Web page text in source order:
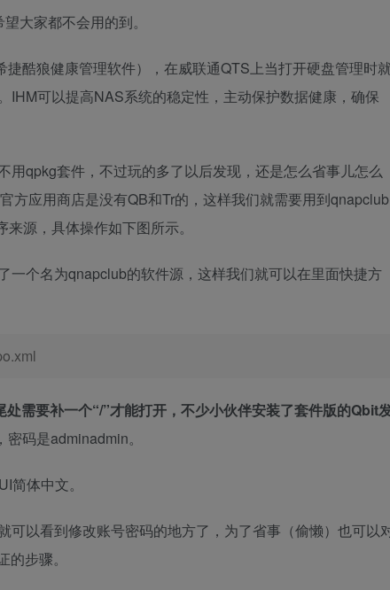
望大家都不会用的到。
酷狼健康管理软件），在威联通QTS上当打开硬盘管理时
IHM可以提高NAS系统的稳定性，主动保护数据健康，确保
qpkg套件，不过玩的多了以后发现，还是怎么省事儿怎么
方应用商店是没有QB和Tr的，这样我们就需要用到qnapclub
源，具体操作如下图所示。
个名为qnapclub的软件源，这样我们就可以在里面快捷方
需要补一个“/”才能打开，不少小伙伴安装了套件版的Qbit
码是adminadmin。
体中文。
以看到修改账号密码的地方了，为了省事（偷懒）也可以
步骤。